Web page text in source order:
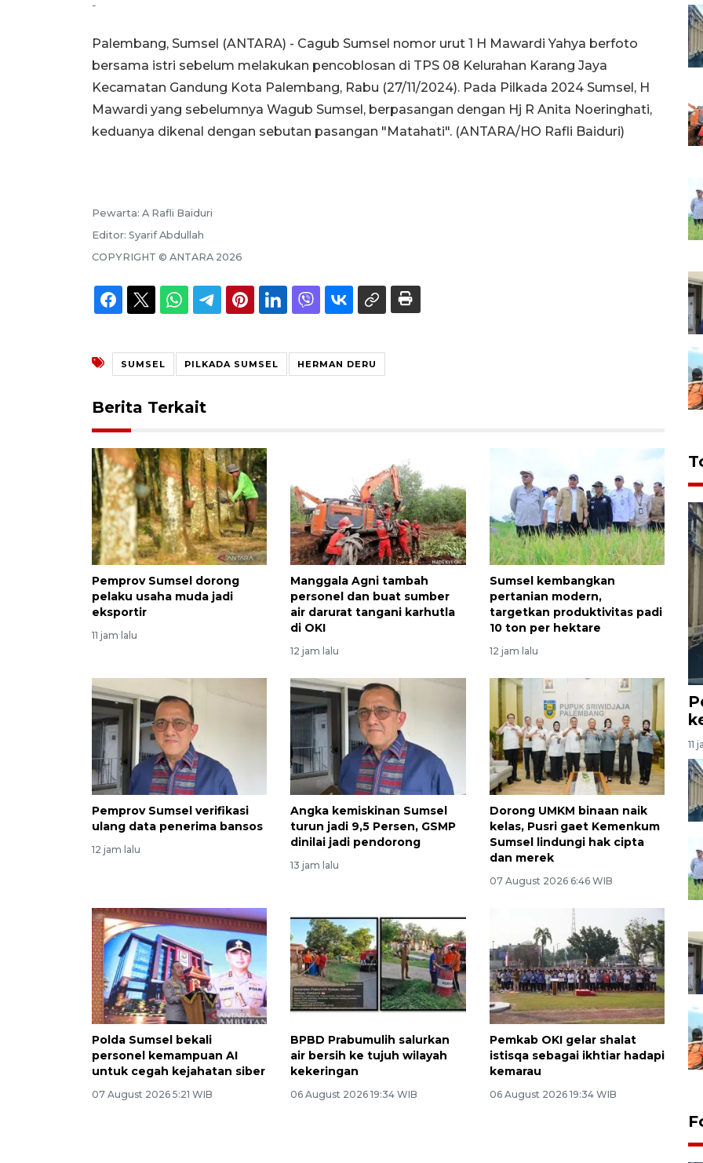
-
Palembang, Sumsel (ANTARA) - Cagub Sumsel nomor urut 1 H Mawardi Yahya berfoto
bersama istri sebelum melakukan pencoblosan di TPS 08 Kelurahan Karang Jaya
Kecamatan Gandung Kota Palembang, Rabu (27/11/2024). Pada Pilkada 2024 Sumsel, H
Mawardi yang sebelumnya Wagub Sumsel, berpasangan dengan Hj R Anita Noeringhati,
keduanya dikenal dengan sebutan pasangan "Matahati". (ANTARA/HO Rafli Baiduri)
Pewarta: A Rafli Baiduri
Editor: Syarif Abdullah
COPYRIGHT © ANTARA 2026
SUMSEL PILKADA SUMSEL HERMAN DERU
Berita Terkait
Pemprov Sumsel dorong
pelaku usaha muda jadi
eksportir
11 jam lalu
Manggala Agni tambah
personel dan buat sumber
air darurat tangani karhutla
di OKI
12 jam lalu
Sumsel kembangkan
pertanian modern,
targetkan produktivitas padi
10 ton per hektare
12 jam lalu
Pemprov Sumsel verifikasi
ulang data penerima bansos
12 jam lalu
Angka kemiskinan Sumsel
turun jadi 9,5 Persen, GSMP
dinilai jadi pendorong
13 jam lalu
Dorong UMKM binaan naik
kelas, Pusri gaet Kemenkum
Sumsel lindungi hak cipta
dan merek
07 August 2026 6:46 WIB
Polda Sumsel bekali
personel kemampuan AI
untuk cegah kejahatan siber
07 August 2026 5:21 WIB
BPBD Prabumulih salurkan
air bersih ke tujuh wilayah
kekeringan
06 August 2026 19:34 WIB
Pemkab OKI gelar shalat
istisqa sebagai ikhtiar hadapi
kemarau
06 August 2026 19:34 WIB
11